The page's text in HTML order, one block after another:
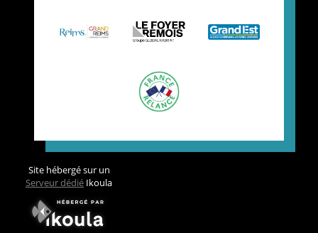
Site hébergé sur un
Serveur dédié Ikoula